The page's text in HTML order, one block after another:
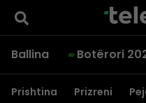
Ballina Botërori
Prishtina Prizreni